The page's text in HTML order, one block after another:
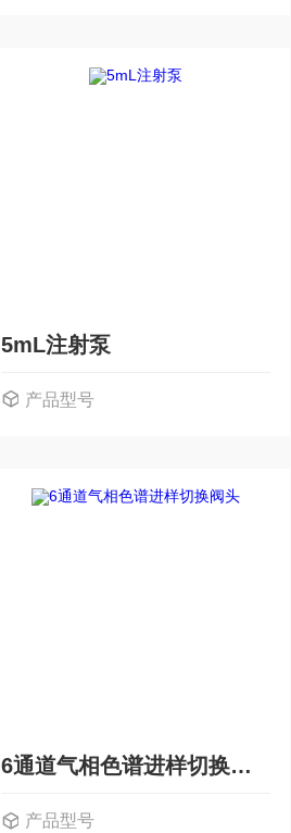
5mL注射泵
产品型号
6通道气相色谱进样切换阀头
产品型号